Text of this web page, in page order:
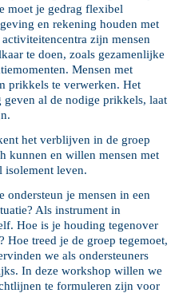
moet je gedrag flexibel
en rekening houden met
zijn mensen
te doen, zoals gezamenlijke
Mensen met
prikkels te verwerken. Het
al de nodige prikkels, laat
het verblijven in de groep
kunnen en willen mensen met
isolement leven.
ondersteun je mensen in een
Als instrument in
Hoe is je houding tegenover
Hoe treed je de groep tegemoet,
we als ondersteuners
In deze workshop willen we
te formuleren zijn voor